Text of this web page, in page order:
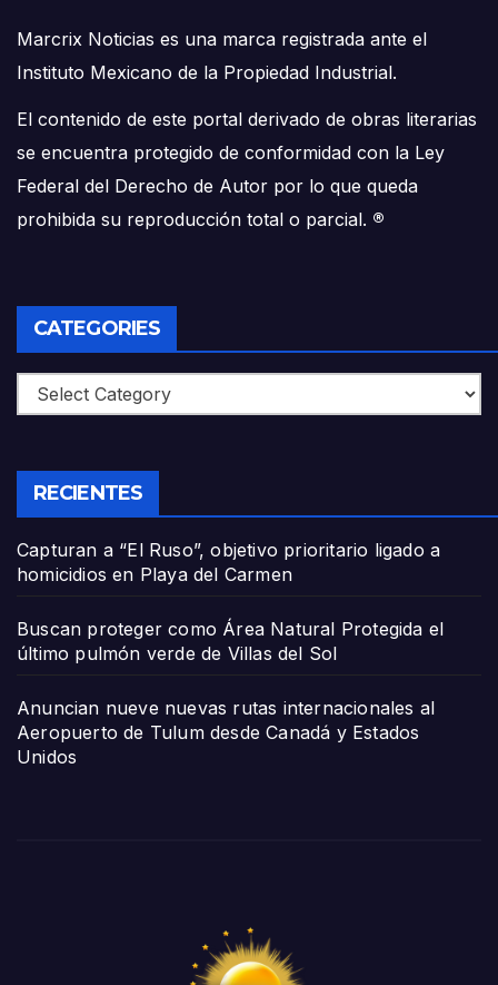
Marcrix Noticias es una marca registrada ante el
Instituto Mexicano de la Propiedad Industrial.
El contenido de este portal derivado de obras literarias
se encuentra protegido de conformidad con la Ley
Federal del Derecho de Autor por lo que queda
prohibida su reproducción total o parcial. ®
CATEGORIES
Categories
RECIENTES
Capturan a “El Ruso”, objetivo prioritario ligado a
homicidios en Playa del Carmen
Buscan proteger como Área Natural Protegida el
último pulmón verde de Villas del Sol
Anuncian nueve nuevas rutas internacionales al
Aeropuerto de Tulum desde Canadá y Estados
Unidos